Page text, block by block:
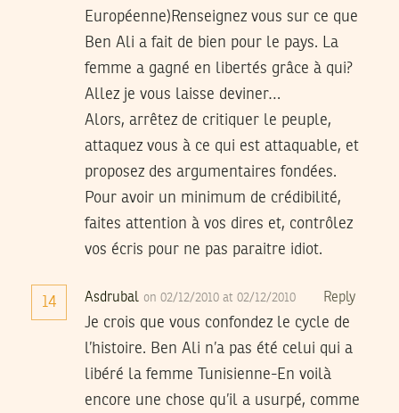
Européenne)Renseignez vous sur ce que
Ben Ali a fait de bien pour le pays. La
femme a gagné en libertés grâce à qui?
Allez je vous laisse deviner…
Alors, arrêtez de critiquer le peuple,
attaquez vous à ce qui est attaquable, et
proposez des argumentaires fondées.
Pour avoir un minimum de crédibilité,
faites attention à vos dires et, contrôlez
vos écris pour ne pas paraitre idiot.
14 Asdrubal on 02/12/2010 at 02/12/2010 Reply
Je crois que vous confondez le cycle de
l’histoire. Ben Ali n’a pas été celui qui a
libéré la femme Tunisienne-En voilà
encore une chose qu’il a usurpé, comme